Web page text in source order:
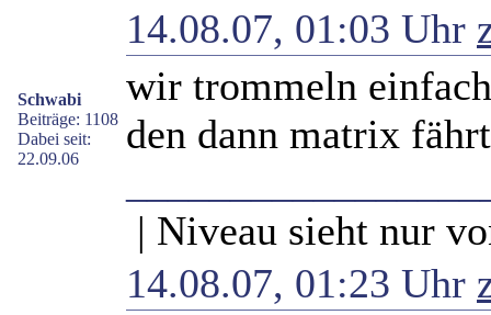
Schwabi
Beiträge: 1108
Dabei seit:
22.09.06
14.08.07, 01:03 Uhr
wir trommeln
den dann matrix
| Niveau sieht nur
14.08.07, 01:23 Uhr